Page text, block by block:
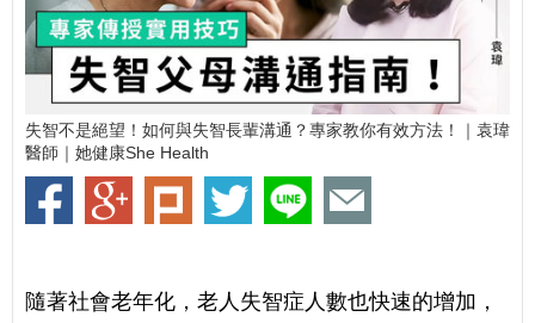
失智不是絕望！如何與失智長輩溝通？專家教你有效方法！｜袁瑋
醫師｜她健康She Health
隨著社會老年化，老⼈失智症⼈數也快速的增加，